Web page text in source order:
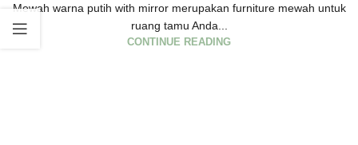
Mewah warna putih with mirror merupakan furniture mewah untuk
ruang tamu Anda...
CONTINUE READING